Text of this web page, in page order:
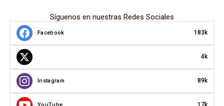
Síguenos en nuestras Redes Sociales
Facebook 183k
4k
Instagram 89k
YouTube 17k